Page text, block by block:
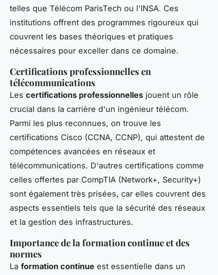
telles que Télécom ParisTech ou l'INSA. Ces
institutions offrent des programmes rigoureux qui
couvrent les bases théoriques et pratiques
nécessaires pour exceller dans ce domaine.
Certifications professionnelles en
télécommunications
Les certifications professionnelles jouent un rôle
crucial dans la carrière d'un ingénieur télécom.
Parmi les plus reconnues, on trouve les
certifications Cisco (CCNA, CCNP), qui attestent de
compétences avancées en réseaux et
télécommunications. D'autres certifications comme
celles offertes par CompTIA (Network+, Security+)
sont également très prisées, car elles couvrent des
aspects essentiels tels que la sécurité des réseaux
et la gestion des infrastructures.
Importance de la formation continue et des
normes
La formation continue est essentielle dans un